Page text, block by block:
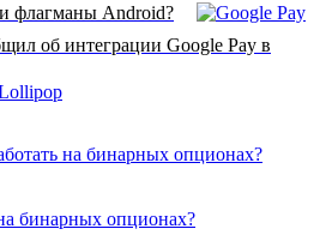
флагманы Android?
об интеграции Google Pay в
бинарных опционах?